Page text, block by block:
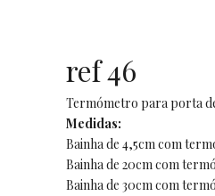
ref 46
Termómetro para porta
Medidas:
Bainha de 4,5cm com
Bainha de 20cm com
Bainha de 30cm com